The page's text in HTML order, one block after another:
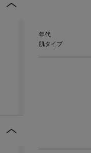
年代
肌タイプ